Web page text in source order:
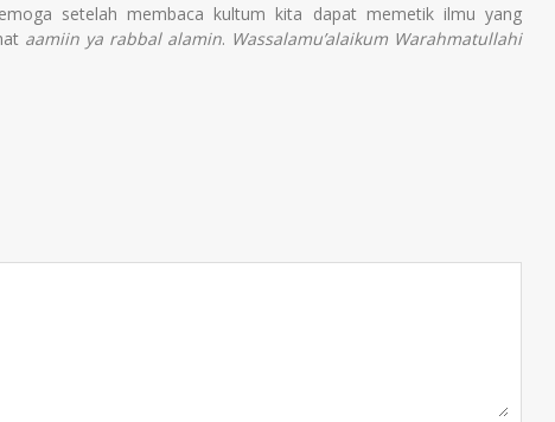
setelah membaca kultum kita dapat memetik ilmu yang
aamiin ya rabbal alamin. Wassalamu’alaikum Warahmatullahi